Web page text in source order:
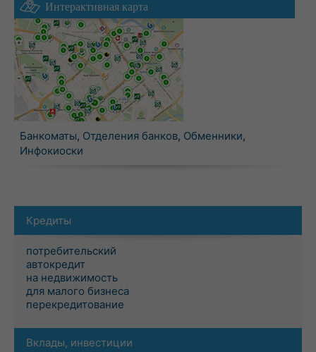
Интерактивная карта
Банкоматы, Отделения банков, Обменники,
Инфокиоски
Кредиты
потребительский
автокредит
на недвижимость
для малого бизнеса
перекредитование
Вклады, инвестиции